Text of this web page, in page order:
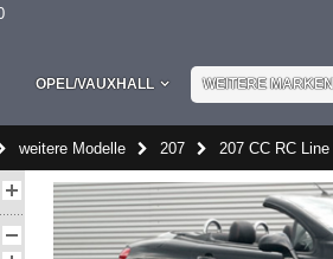
OPEL/VAUXHALL WEITERE MARKEN
weitere Modelle 207 207 CC RC Line